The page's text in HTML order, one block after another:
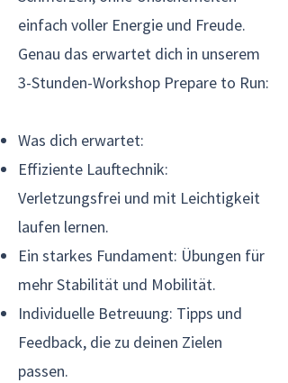
einfach voller Energie und Freude.
Genau das erwartet dich in unserem
3-Stunden-Workshop Prepare to Run:
Was dich erwartet:
Effiziente Lauftechnik:
Verletzungsfrei und mit Leichtigkeit
laufen lernen.
Ein starkes Fundament: Übungen für
mehr Stabilität und Mobilität.
Individuelle Betreuung: Tipps und
Feedback, die zu deinen Zielen
passen.